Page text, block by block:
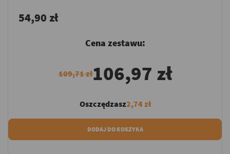
54,90 zł
Cena zestawu:
109,71 zł106,97 zł
Oszczędzasz2,74 zł
DODAJ DO KOSZYKA